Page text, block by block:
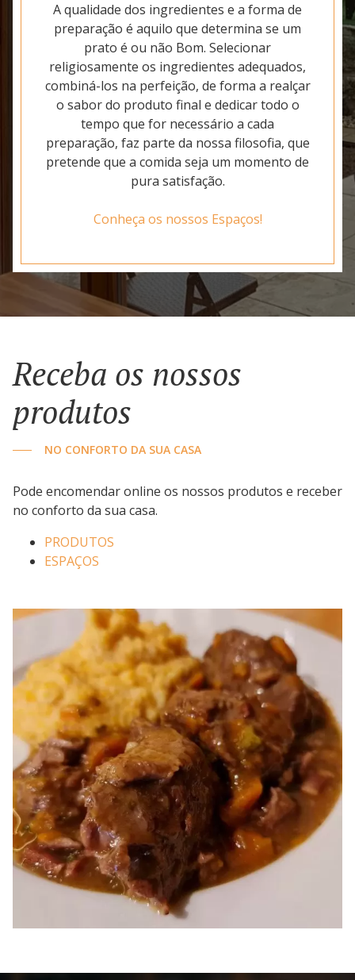
A qualidade dos ingredientes e a forma de
preparação é aquilo que determina se um
prato é ou não Bom. Selecionar
religiosamente os ingredientes adequados,
combiná-los na perfeição, de forma a realçar
o sabor do produto final e dedicar todo o
tempo que for necessário a cada
preparação, faz parte da nossa filosofia, que
pretende que a comida seja um momento de
pura satisfação.
Conheça os nossos Espaços!
Receba os nossos
produtos
NO CONFORTO DA SUA CASA
Pode encomendar online os nossos produtos e receber
no conforto da sua casa.
PRODUTOS
ESPAÇOS